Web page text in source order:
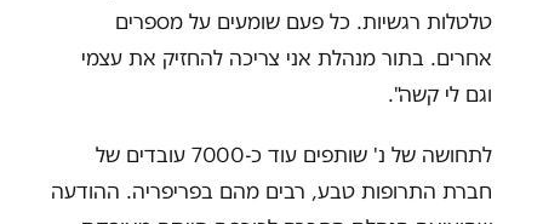
טלטלות רגשיות. כל פעם שומעים על מספרים
אחרים. בתור מנהלת אני צריכה להחזיק את עצמי
וגם לי קשה".
לתחושה של נ' שותפים עוד כ-7000 עובדים של
חברת התרופות טבע, רבים מהם בפריפריה. ההודעה